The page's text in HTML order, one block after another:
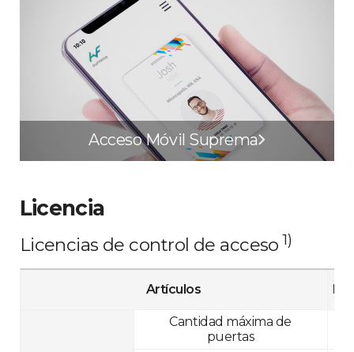
Acceso Móvil Suprema
Licencia
Licencias de control de acceso 1)
Artículos
Cantidad máxima de
puertas